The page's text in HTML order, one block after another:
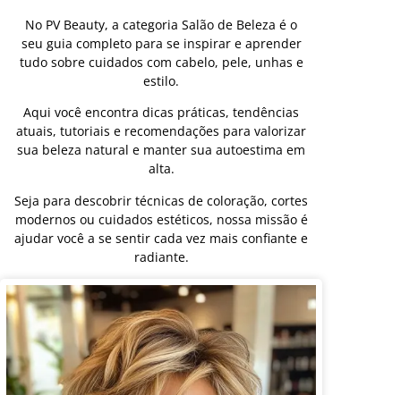
No PV Beauty, a categoria Salão de Beleza é o
seu guia completo para se inspirar e aprender
tudo sobre cuidados com cabelo, pele, unhas e
estilo.
Aqui você encontra dicas práticas, tendências
atuais, tutoriais e recomendações para valorizar
sua beleza natural e manter sua autoestima em
alta.
Seja para descobrir técnicas de coloração, cortes
modernos ou cuidados estéticos, nossa missão é
ajudar você a se sentir cada vez mais confiante e
radiante.